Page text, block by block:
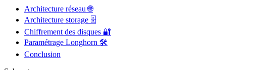
Architecture réseau 🌐
Architecture storage 🗄️
Chiffrement des disques 🔐
Paramétrage Longhorn 🛠️
Conclusion